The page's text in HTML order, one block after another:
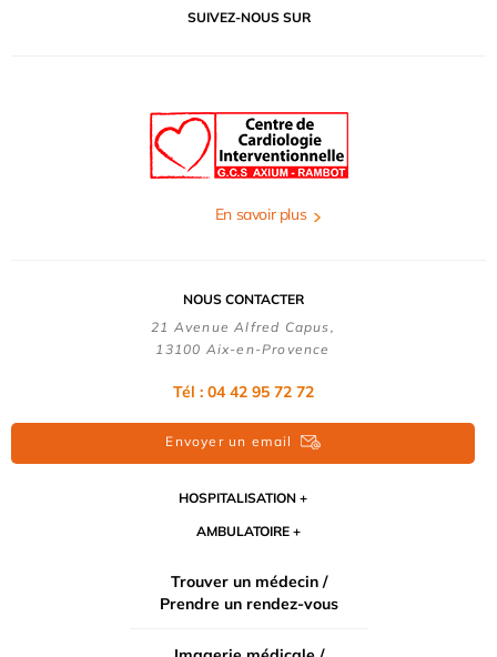
SUIVEZ-NOUS SUR
En savoir plus
NOUS CONTACTER
21 Avenue Alfred Capus,
13100 Aix-en-Provence
Tél : 04 42 95 72 72
Envoyer un email
HOSPITALISATION
AMBULATOIRE
Trouver un médecin /
Prendre un rendez-vous